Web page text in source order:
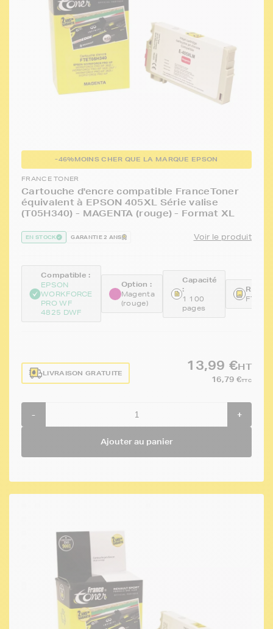
-46%MOINS CHER QUE LA MARQUE EPSON
FRANCE TONER
Cartouche d'encre compatible FranceToner
équivalent à EPSON 405XL Série valise
(T05H340) - MAGENTA (rouge) - Format XL
EN STOCK GARANTIE 2 ANS Voir le produit
Compatible :
EPSON
WORKFORCE
PRO WF
4825 DWF
Option :
Magenta
(rouge)
Capacité
:
1 100
pages
LIVRAISON GRATUITE
13,99 €HT
16,79 €TTC
- +
Ajouter au panier